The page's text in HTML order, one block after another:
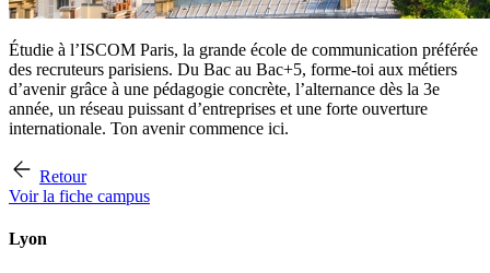
Étudie à l’ISCOM Paris, la grande école de communication préférée
des recruteurs parisiens. Du Bac au Bac+5, forme-toi aux métiers
d’avenir grâce à une pédagogie concrète, l’alternance dès la 3e
année, un réseau puissant d’entreprises et une forte ouverture
internationale. Ton avenir commence ici.
Retour
Voir la fiche campus
Lyon